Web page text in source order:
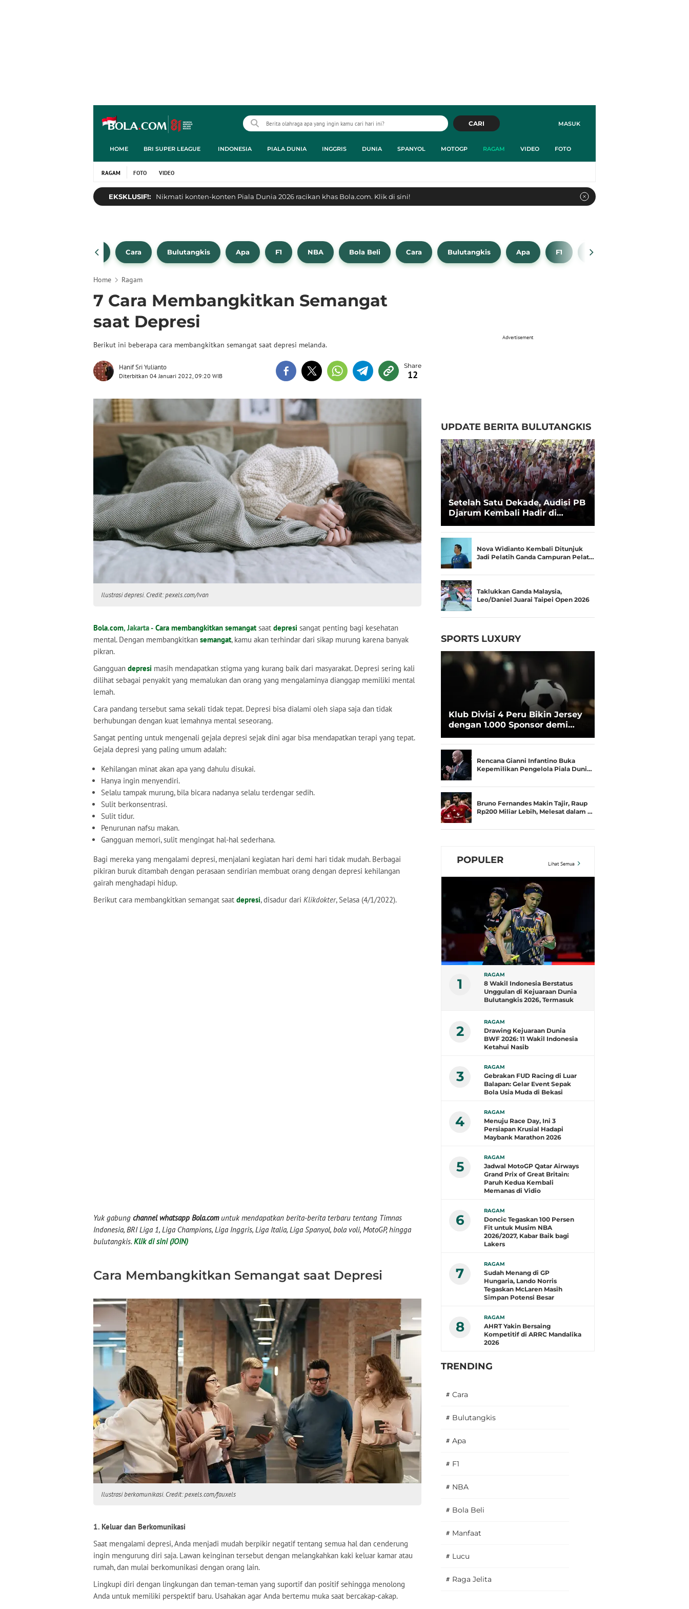
MASUK
CARI
HOME BRI SUPER LEAGUE INDONESIA PIALA DUNIA INGGRIS DUNIA SPANYOL MOTOGP RAGAM VIDEO FOTO
RAGAM FOTO VIDEO
EKSKLUSIF!: Nikmati konten-konten Piala Dunia 2026 racikan khas Bola.com. Klik di sini!
Bola Beli Cara Bulutangkis Apa F1 NBA Bola Beli Cara Bulutangkis Apa F1 NBA
Home Ragam
7 Cara Membangkitkan Semangat
saat Depresi
Berikut ini beberapa cara membangkitkan semangat saat depresi melanda.
Hanif Sri Yulianto
Diterbitkan 04 Januari 2022, 09:20 WIB 12
Ilustrasi depresi. Credit: pexels.com/Ivan
Bola.com, Jakarta - Cara membangkitkan semangat saat depresi sangat penting bagi kesehatan
mental. Dengan membangkitkan semangat, kamu akan terhindar dari sikap murung karena banyak
pikran.
Gangguan depresi masih mendapatkan stigma yang kurang baik dari masyarakat. Depresi sering kali
dilihat sebagai penyakit yang memalukan dan orang yang mengalaminya dianggap memiliki mental
lemah.
Cara pandang tersebut sama sekali tidak tepat. Depresi bisa dialami oleh siapa saja dan tidak
berhubungan dengan kuat lemahnya mental seseorang.
Sangat penting untuk mengenali gejala depresi sejak dini agar bisa mendapatkan terapi yang tepat.
Gejala depresi yang paling umum adalah:
Kehilangan minat akan apa yang dahulu disukai.
Hanya ingin menyendiri.
Selalu tampak murung, bila bicara nadanya selalu terdengar sedih.
Sulit berkonsentrasi.
Sulit tidur.
Penurunan nafsu makan.
Gangguan memori, sulit mengingat hal-hal sederhana.
Bagi mereka yang mengalami depresi, menjalani kegiatan hari demi hari tidak mudah. Berbagai
pikiran buruk ditambah dengan perasaan sendirian membuat orang dengan depresi kehilangan
gairah menghadapi hidup.
Berikut cara membangkitkan semangat saat depresi, disadur dari Klikdokter, Selasa (4/1/2022).
Yuk gabung channel whatsapp Bola.comuntuk mendapatkan berita-berita terbaru tentang Timnas
Indonesia, BRI Liga 1, Liga Champions, Liga Inggris, Liga Italia, Liga Spanyol, bola voli, MotoGP, hingga
bulutangkis. Klik di sini (JOIN)
Cara Membangkitkan Semangat saat Depresi
Ilustrasi berkomunikasi. Credit: pexels.com/fauxels
1. Keluar dan Berkomunikasi
Saat mengalami depresi, Anda menjadi mudah berpikir negatif tentang semua hal dan cenderung
ingin mengurung diri saja. Lawan keinginan tersebut dengan melangkahkan kaki keluar kamar atau
rumah, dan mulai berkomunikasi dengan orang lain.
Lingkupi diri dengan lingkungan dan teman-teman yang suportif dan positif sehingga menolong
Anda untuk memiliki perspektif baru. Usahakan agar Anda bertemu muka saat bercakap-cakap.
Advertisement
UPDATE BERITA BULUTANGKIS
Setelah Satu Dekade, Audisi PB
Djarum Kembali Hadir di
Talenta Super
Nova Widianto Kembali Ditunjuk
Jadi Pelatih Ganda Campuran Pelat…
Taklukkan Ganda Malaysia,
Leo/Daniel Juarai Taipei Open 2026
SPORTS LUXURY
Klub Divisi 4 Peru Bikin Jersey
dengan 1.000 Sponsor demi
Rencana Gianni Infantino Buka
Kepemilikan Pengelola Piala Duni…
Bruno Fernandes Makin Tajir, Raup
Rp200 Miliar Lebih, Melesat dalam …
POPULER Lihat Semua
1
RAGAM
8 Wakil Indonesia Berstatus
Unggulan di Kejuaraan Dunia
Bulutangkis 2026, Termasuk
2
RAGAM
Drawing Kejuaraan Dunia
BWF 2026: 11 Wakil Indonesia
Ketahui Nasib
3
RAGAM
Gebrakan FUD Racing di Luar
Balapan: Gelar Event Sepak
Bola Usia Muda di Bekasi
4
RAGAM
Menuju Race Day, Ini 3
Persiapan Krusial Hadapi
Maybank Marathon 2026
5
RAGAM
Jadwal MotoGP Qatar Airways
Grand Prix of Great Britain:
Paruh Kedua Kembali
Memanas di Vidio
6
RAGAM
Doncic Tegaskan 100 Persen
Fit untuk Musim NBA
2026/2027, Kabar Baik bagi
Lakers
7
RAGAM
Sudah Menang di GP
Hungaria, Lando Norris
Tegaskan McLaren Masih
Simpan Potensi Besar
8
RAGAM
AHRT Yakin Bersaing
Kompetitif di ARRC Mandalika
2026
TRENDING
# Cara
# Bulutangkis
# Apa
# F1
# NBA
# Bola Beli
# Manfaat
# Lucu
# Raga Jelita